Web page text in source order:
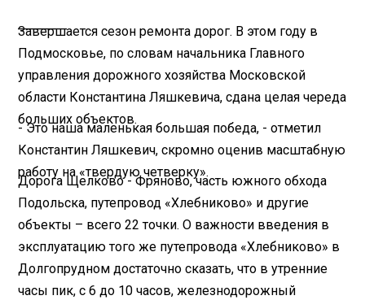
______
Завершается сезон ремонта дорог. В этом году в
Подмосковье, по словам начальника Главного
управления дорожного хозяйства Московской
области Константина Ляшкевича, сдана целая череда
больших объектов.
- Это наша маленькая большая победа, - отметил
Константин Ляшкевич, скромно оценив масштабную
работу на «твердую четверку».
Дорога Щелково - Фряново, часть южного обхода
Подольска, путепровод «Хлебниково» и другие
объекты – всего 22 точки. О важности введения в
эксплуатацию того же путепровода «Хлебниково» в
Долгопрудном достаточно сказать, что в утренние
часы пик, с 6 до 10 часов, железнодорожный